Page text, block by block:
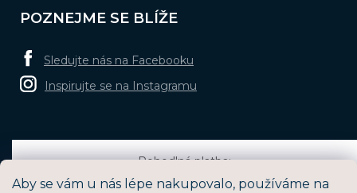
Aby se vám u nás lépe nakupovalo, používáme na
POZNEJME SE BLÍŽE
Sledujte nás na Facebooku
Inspirujte se na Instagramu
Pohodlná platba: